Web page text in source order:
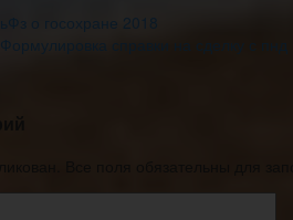
Фз о госохране 2018
Формулировка справки на сделку с пнд